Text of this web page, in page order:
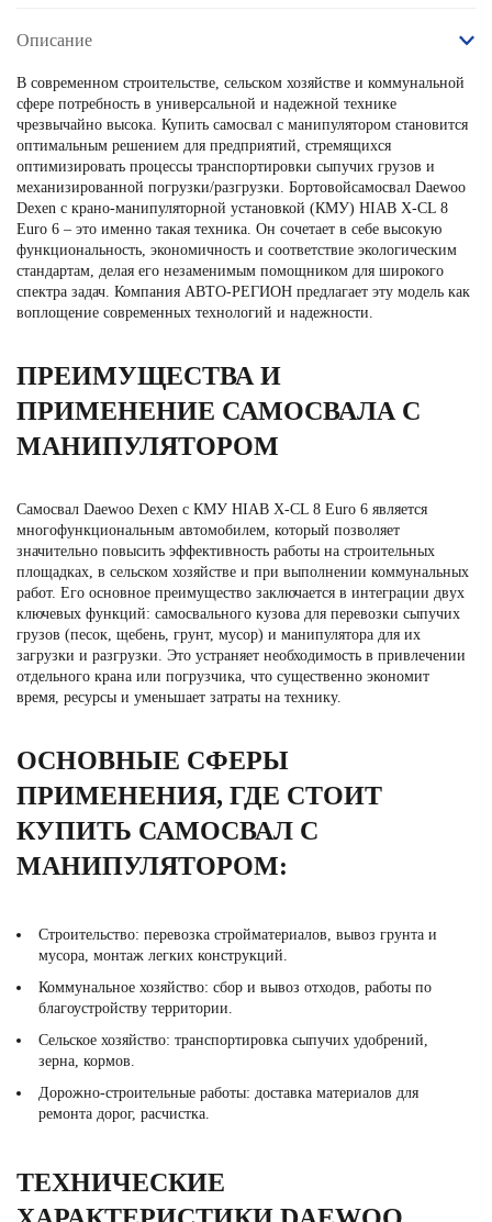
Описание
В современном строительстве, сельском хозяйстве и коммунальной
сфере потребность в универсальной и надежной технике
чрезвычайно высока. Купить самосвал с манипулятором становится
оптимальным решением для предприятий, стремящихся
оптимизировать процессы транспортировки сыпучих грузов и
механизированной погрузки/разгрузки. Бортовойсамосвал Daewoo
Dexen с крано-манипуляторной установкой (КМУ) HIAB X-CL 8
Euro 6 – это именно такая техника. Он сочетает в себе высокую
функциональность, экономичность и соответствие экологическим
стандартам, делая его незаменимым помощником для широкого
спектра задач. Компания АВТО-РЕГИОН предлагает эту модель как
воплощение современных технологий и надежности.
ПРЕИМУЩЕСТВА И
ПРИМЕНЕНИЕ САМОСВАЛА С
МАНИПУЛЯТОРОМ
Самосвал Daewoo Dexen с КМУ HIAB X-CL 8 Euro 6 является
многофункциональным автомобилем, который позволяет
значительно повысить эффективность работы на строительных
площадках, в сельском хозяйстве и при выполнении коммунальных
работ. Его основное преимущество заключается в интеграции двух
ключевых функций: самосвального кузова для перевозки сыпучих
грузов (песок, щебень, грунт, мусор) и манипулятора для их
загрузки и разгрузки. Это устраняет необходимость в привлечении
отдельного крана или погрузчика, что существенно экономит
время, ресурсы и уменьшает затраты на технику.
ОСНОВНЫЕ СФЕРЫ
ПРИМЕНЕНИЯ, ГДЕ СТОИТ
КУПИТЬ САМОСВАЛ С
МАНИПУЛЯТОРОМ:
Строительство: перевозка стройматериалов, вывоз грунта и
мусора, монтаж легких конструкций.
Коммунальное хозяйство: сбор и вывоз отходов, работы по
благоустройству территории.
Сельское хозяйство: транспортировка сыпучих удобрений,
зерна, кормов.
Дорожно-строительные работы: доставка материалов для
ремонта дорог, расчистка.
ТЕХНИЧЕСКИЕ